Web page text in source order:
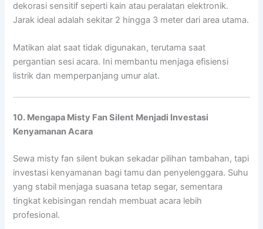
dekorasi sensitif seperti kain atau peralatan elektronik.
Jarak ideal adalah sekitar 2 hingga 3 meter dari area utama.
Matikan alat saat tidak digunakan, terutama saat
pergantian sesi acara. Ini membantu menjaga efisiensi
listrik dan memperpanjang umur alat.
10. Mengapa Misty Fan Silent Menjadi Investasi
Kenyamanan Acara
Sewa misty fan silent bukan sekadar pilihan tambahan, tapi
investasi kenyamanan bagi tamu dan penyelenggara. Suhu
yang stabil menjaga suasana tetap segar, sementara
tingkat kebisingan rendah membuat acara lebih
profesional.